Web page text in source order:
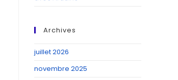
Archives
juillet 2026
novembre 2025